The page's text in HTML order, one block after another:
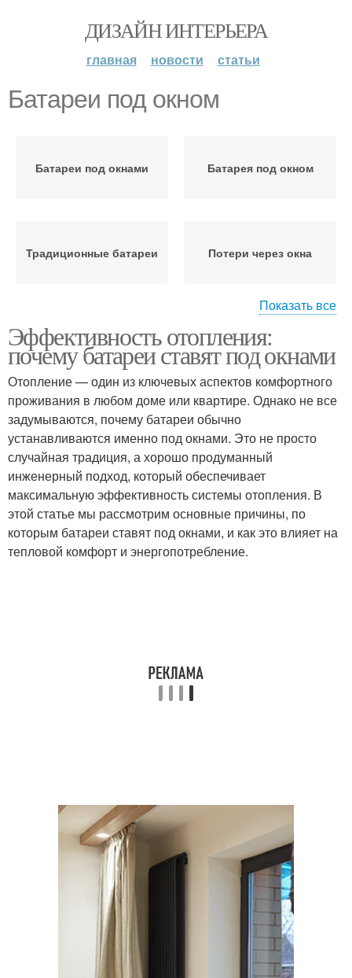
ДИЗАЙН ИНТЕРЬЕРА
главная новости статьи
Батареи под окном
Батареи под окнами Батарея под окном
Традиционные батареи Потери через окна
Отопления под окном Батареи в квартирах
Конденсат на окнах Поток от батареи
Показать все
Эффективность отопления:
почему батареи ставят под окнами
Отопление — один из ключевых аспектов комфортного
проживания в любом доме или квартире. Однако не все
задумываются, почему батареи обычно
устанавливаются именно под окнами. Это не просто
случайная традиция, а хорошо продуманный
инженерный подход, который обеспечивает
максимальную эффективность системы отопления. В
этой статье мы рассмотрим основные причины, по
которым батареи ставят под окнами, и как это влияет на
тепловой комфорт и энергопотребление.